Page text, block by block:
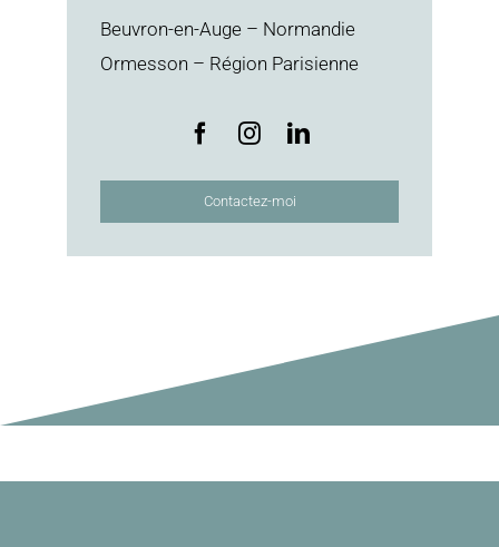
Beuvron-en-Auge – Normandie
Ormesson – Région Parisienne
Contactez-moi